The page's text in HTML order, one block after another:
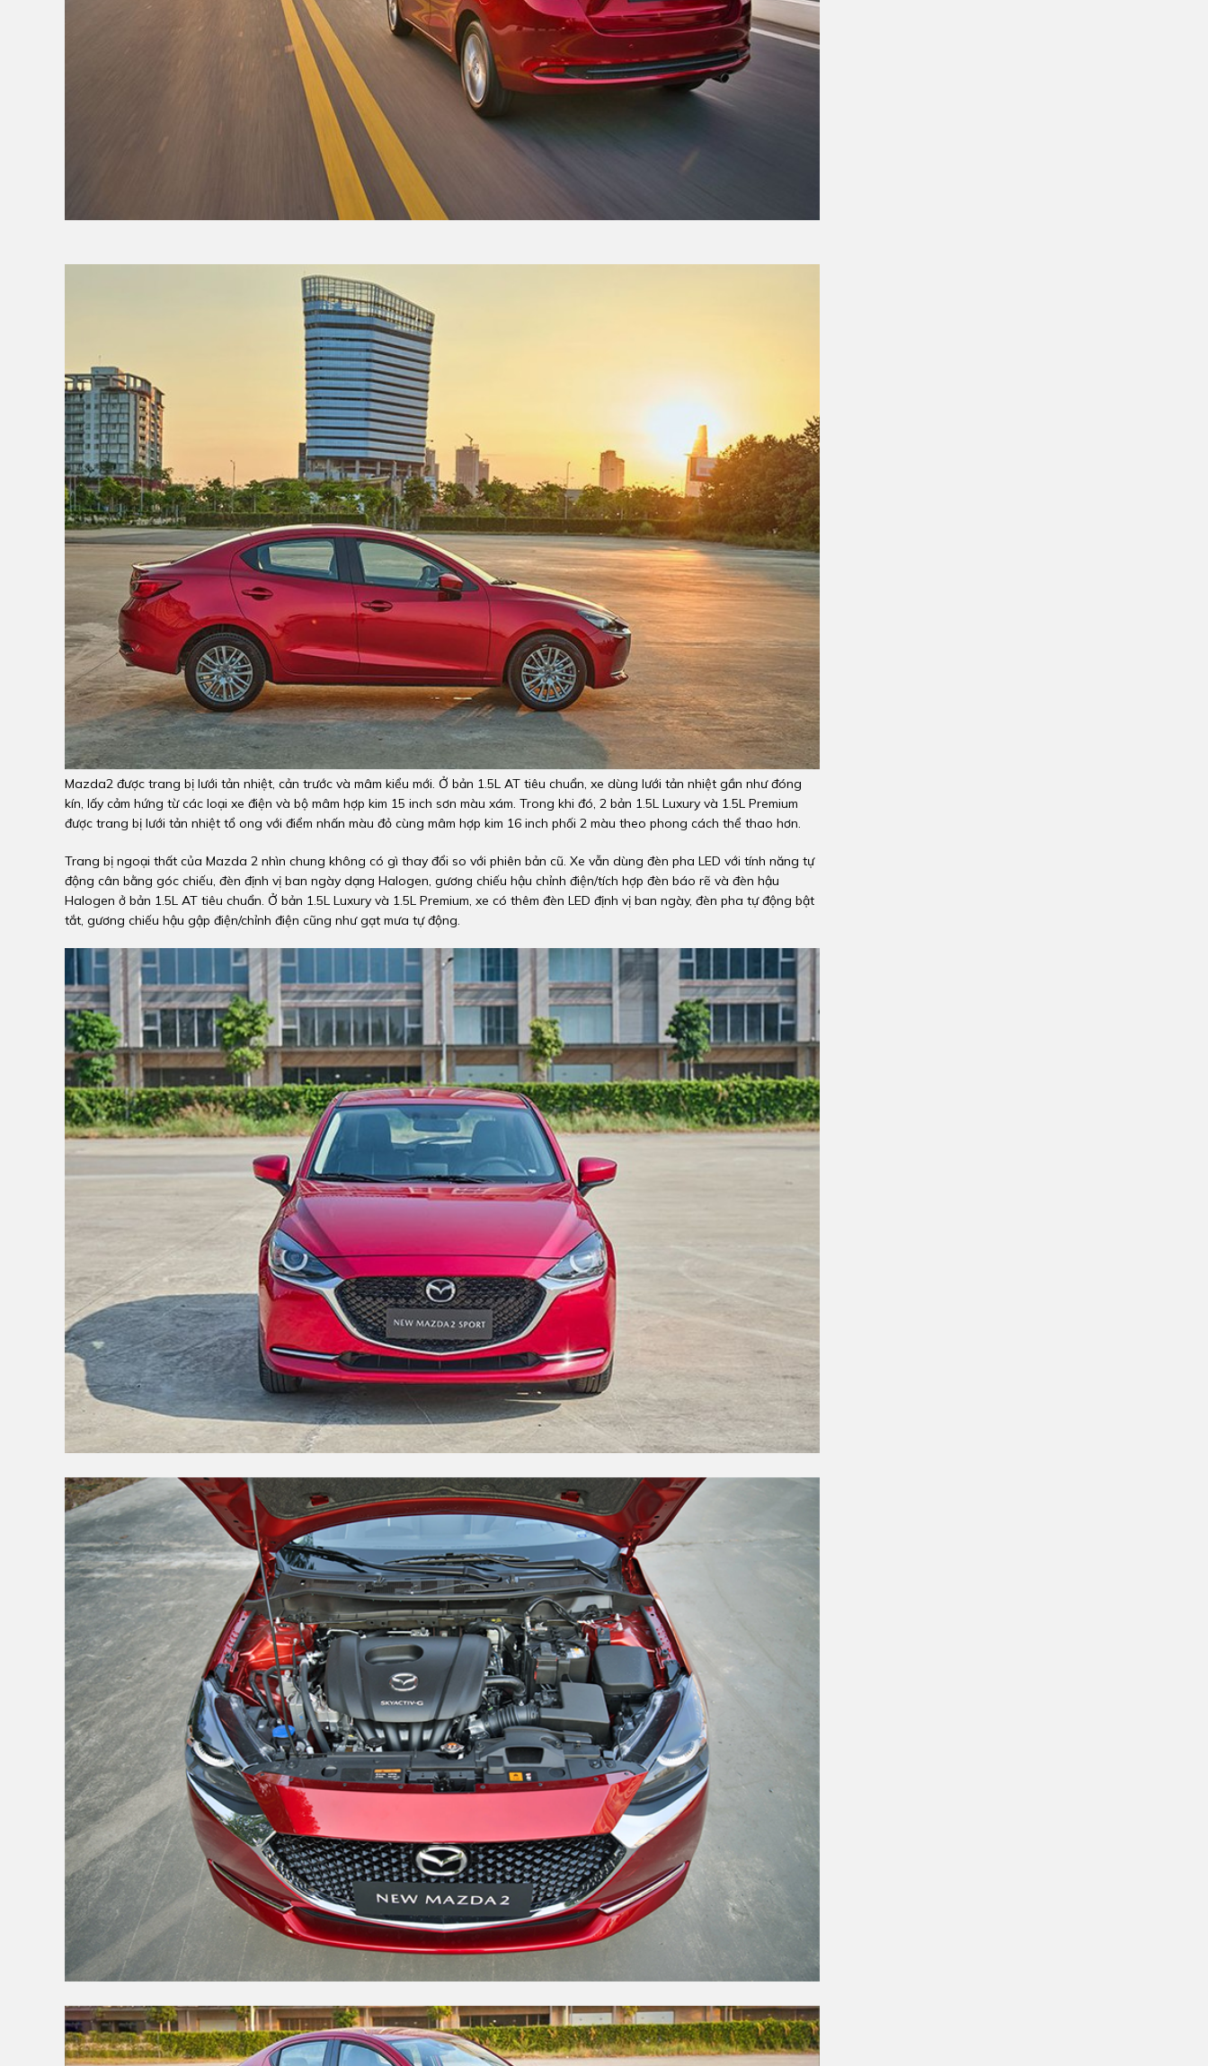
Mazda2 được trang bị lưới tản nhiệt, cản trước và mâm kiểu mới. Ở bản 1.5L AT tiêu chuẩn, xe dùng lưới tản nhiệt gần như đóng
kín, lấy cảm hứng từ các loại xe điện và bộ mâm hợp kim 15 inch sơn màu xám. Trong khi đó, 2 bản 1.5L Luxury và 1.5L Premium
được trang bị lưới tản nhiệt tổ ong với điểm nhấn màu đỏ cùng mâm hợp kim 16 inch phối 2 màu theo phong cách thể thao hơn.
Trang bị ngoại thất của Mazda 2 nhìn chung không có gì thay đổi so với phiên bản cũ. Xe vẫn dùng đèn pha LED với tính năng tự
động cân bằng góc chiếu, đèn định vị ban ngày dạng Halogen, gương chiếu hậu chỉnh điện/tích hợp đèn báo rẽ và đèn hậu
Halogen ở bản 1.5L AT tiêu chuẩn. Ở bản 1.5L Luxury và 1.5L Premium, xe có thêm đèn LED định vị ban ngày, đèn pha tự động bật
tắt, gương chiếu hậu gập điện/chỉnh điện cũng như gạt mưa tự động.